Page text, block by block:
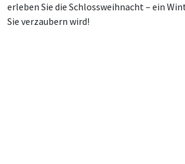
erleben Sie die Schlossweihnacht – ein
Sie verzaubern wird!